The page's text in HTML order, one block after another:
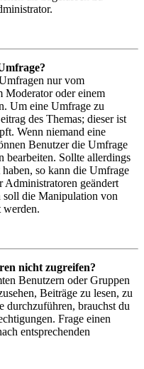
nur vom
Moderator oder einem
Um eine Umfrage zu
des Themas; dieser ist
Wenn niemand eine
Benutzer die Umfrage
bearbeiten. Sollte allerdings
so kann die Umfrage
Administratoren geändert
soll die Manipulation von
werden.
nicht zugreifen?
Benutzern oder Gruppen
Beiträge zu lesen, zu
durchzuführen, brauchst du
Frage einen
entsprechenden